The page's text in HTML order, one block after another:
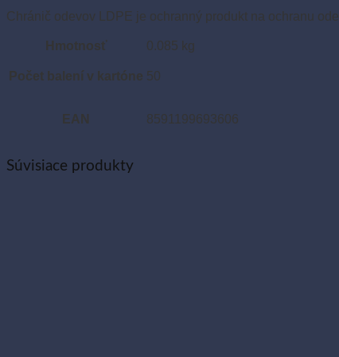
Chránič odevov LDPE je ochranný produkt na ochranu
Hmotnosť 0.085 kg
Počet balení v kartóne 50
EAN 8591199693606
Súvisiace produkty